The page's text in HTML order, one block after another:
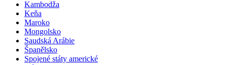
Kambodža
Keňa
Maroko
Mongolsko
Saudská Arábie
Španělsko
Spojené státy americké